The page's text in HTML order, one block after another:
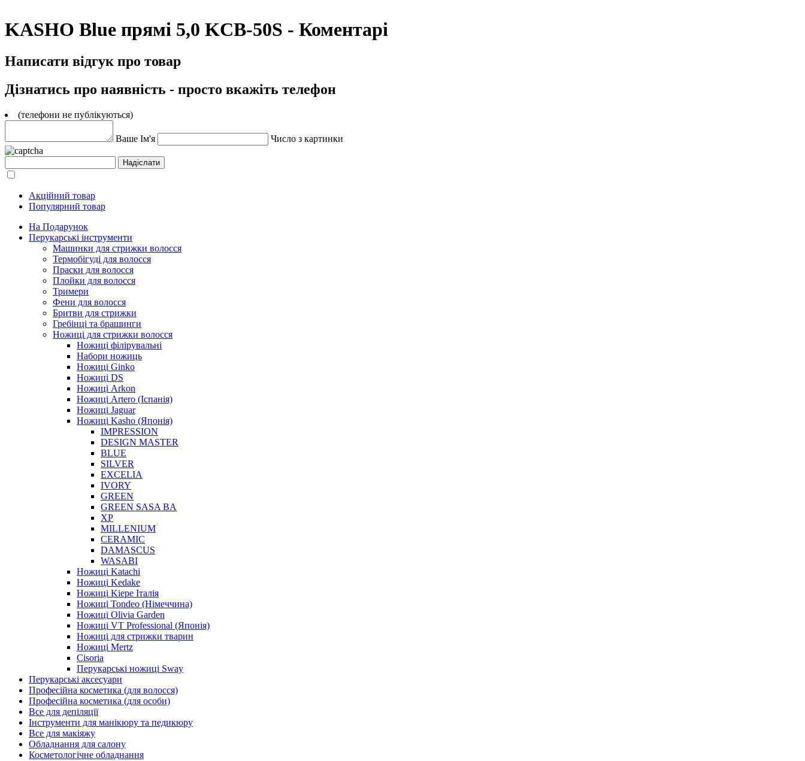
KASHO Blue прямі 5,0 KCB-50S - Коментарі
Написати відгук про товар
Дізнатись про наявність - просто вкажіть телефон
(телефони не публікуються)
Ваше Ім'я Число з картинки
Акційний товар
Популярний товар
На Подарунок
Перукарські інструменти
Машинки для стрижки волосся
Термобігуді для волосся
Праски для волосся
Плойки для волосся
Тримери
Фени для волосся
Бритви для стрижки
Гребінці та брашинги
Ножиці для стрижки волосся
Ножиці філірувальні
Набори ножиць
Ножиці Ginko
Ножиці DS
Ножиці Arkon
Ножиці Artero (Іспанія)
Ножиці Jaguar
Ножиці Kasho (Японія)
IMPRESSION
DESIGN MASTER
BLUE
SILVER
EXCELIA
IVORY
GREEN
GREEN SASA BA
XP
MILLENIUM
CERAMIC
DAMASCUS
WASABI
Ножиці Katachi
Ножиці Kedake
Ножиці Kiepe Італія
Ножиці Tondeo (Німеччина)
Ножиці Olivia Garden
Ножиці VT Professional (Японія)
Ножиці для стрижки тварин
Ножиці Mertz
Cisoria
Перукарські ножиці Sway
Перукарські аксесуари
Професійна косметика (для волосся)
Професійна косметика (для особи)
Все для депіляції
Інструменти для манікюру та педикюру
Все для макіяжу
Обладнання для салону
Косметологічне обладнання